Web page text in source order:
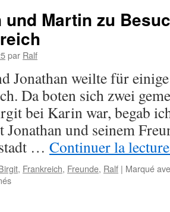
und Martin zu
par Ralf
Jonathan weilte für
Da boten sich zwei
bei Karin war, begab
und seinem
… Continuer la
, Frankreich, Freunde, Ralf | Marqué
sur